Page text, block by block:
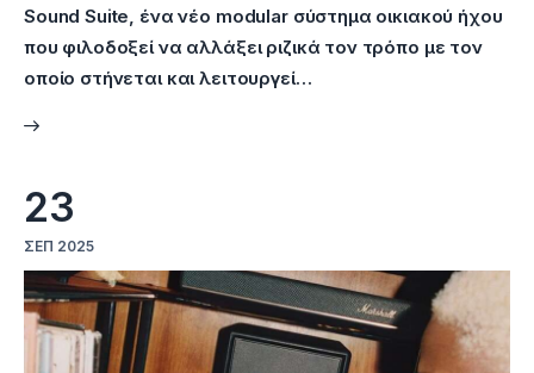
Sound Suite, ένα νέο modular σύστημα οικιακού ήχου
που φιλοδοξεί να αλλάξει ριζικά τον τρόπο με τον
οποίο στήνεται και λειτουργεί…
23
ΣΕΠ 2025